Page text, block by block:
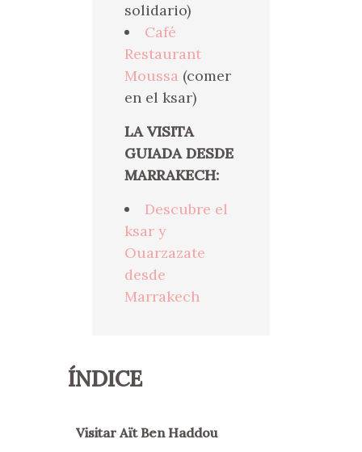
solidario)
Café
Restaurant
Moussa (comer
en el ksar)
LA VISITA
GUIADA DESDE
MARRAKECH:
Descubre el
ksar y
Ouarzazate
desde
Marrakech
ÍNDICE
Visitar Aït Ben Haddou